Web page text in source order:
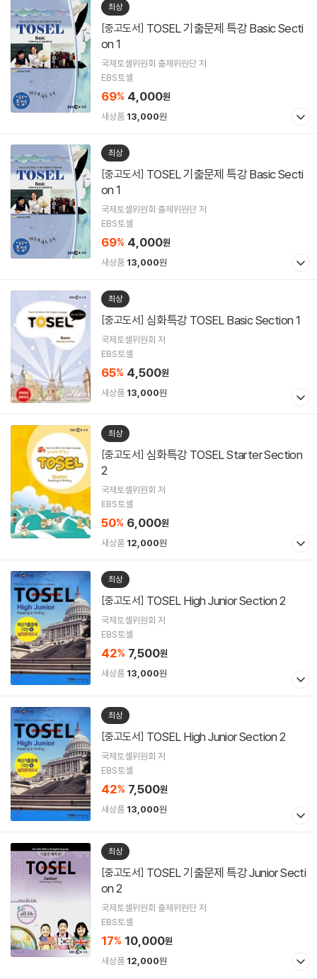
최상
[중고도서]
on 1
국제토셀위원회 출제위원단 저
EBS토셀
69% 4,000원
새상품 13,000원
최상
[중고도서]
on 1
국제토셀위원회 출제위원단 저
EBS토셀
69% 4,000원
새상품 13,000원
최상
[중고도서] 심화특강 TOSEL Basic Section 1
국제토셀위원회 저
EBS토셀
65% 4,500원
새상품 13,000원
최상
[중고도서]
2
국제토셀위원회 저
EBS토셀
50% 6,000원
새상품 12,000원
최상
[중고도서] TOSEL High Junior Section 2
국제토셀위원회 저
EBS토셀
42% 7,500원
새상품 13,000원
최상
[중고도서] TOSEL High Junior Section 2
국제토셀위원회 저
EBS토셀
42% 7,500원
새상품 13,000원
최상
[중고도서]
on 2
국제토셀위원회 출제위원단 저
EBS토셀
17% 10,000원
새상품 12,000원